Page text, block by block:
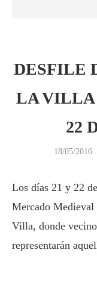
DESFILE
LA VILLA
22
18/05/2016
Los días 21 y 22
Mercado
Villa, donde
representarán